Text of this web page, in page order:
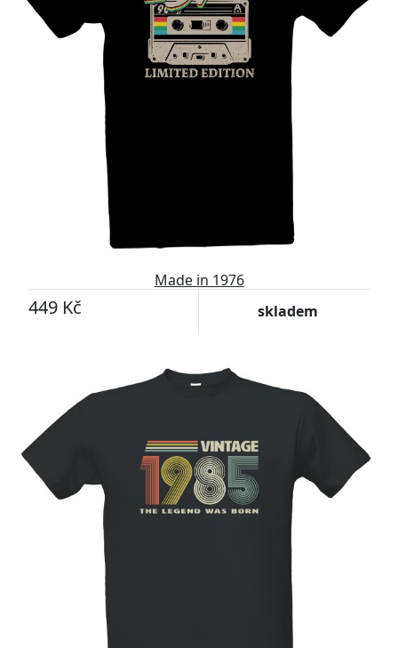
Made in 1976
449 Kč skladem